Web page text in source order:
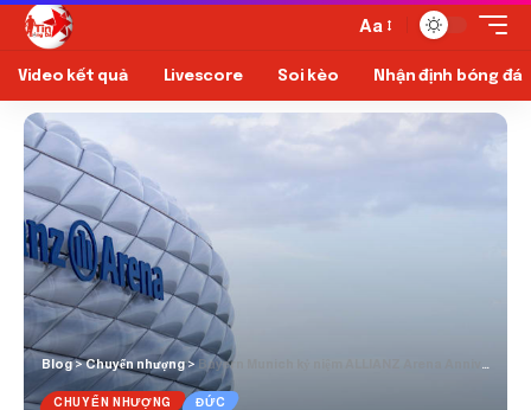
Aa
Video kết quả Livescore Soi kèo Nhận định bóng đá
Blog>Chuyển nhượng> Bayern Munich kỷ niệm ALLIANZ Arena Anniversary với bộ dụng cụ 2025/26
CHUYỂN NHƯỢNG ĐỨC